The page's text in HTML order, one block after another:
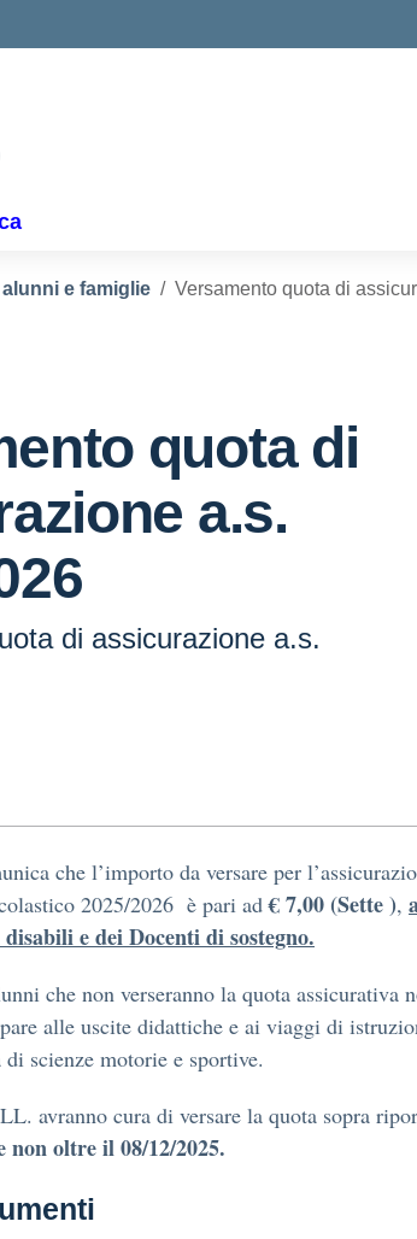
e famiglie Versamento quota di
quota di
a.s.
di assicurazione a.s.
che l’importo da versare per
2025/2026 è pari ad€ 7,00 (Sette ),
e dei Docenti di sostegno.
che non verseranno la quota assicurativa
alle uscite didattiche e ai viaggi di
scienze motorie e sportive.
avranno cura di versare la quota sopra
non oltre il 08/12/2025.